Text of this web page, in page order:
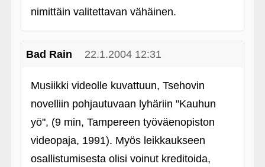
nimittäin valitettavan vähäinen.
Bad Rain 22.1.2004 12:31
Musiikki videolle kuvattuun, Tsehovin
novelliin pohjautuvaan lyhäriin "Kauhun
yö", (9 min, Tampereen työväenopiston
videopaja, 1991). Myös leikkaukseen
osallistumisesta olisi voinut kreditoida,